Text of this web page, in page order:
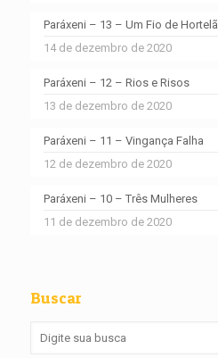
Paráxeni – 13 – Um Fio de Hortelã
14 de dezembro de 2020
Paráxeni – 12 – Rios e Risos
13 de dezembro de 2020
Paráxeni – 11 – Vingança Falha
12 de dezembro de 2020
Paráxeni – 10 – Três Mulheres
11 de dezembro de 2020
Buscar